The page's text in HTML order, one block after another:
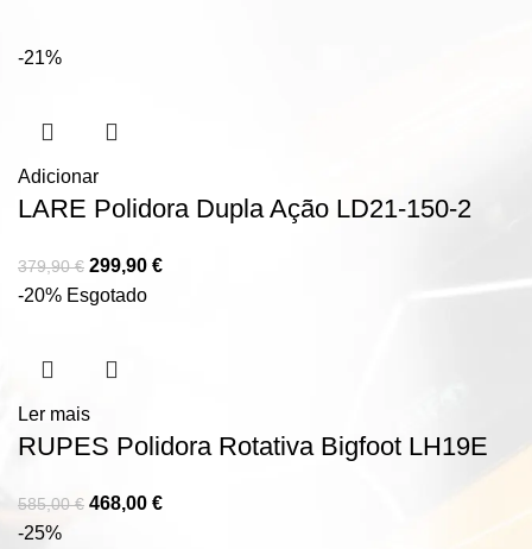
-21%
Adicionar
LARE Polidora Dupla Ação LD21-150-2
379,90€ 299,90 €
-20% Esgotado
Ler mais
RUPES Polidora Rotativa Bigfoot LH19E
585,00€ 468,00 €
-25%